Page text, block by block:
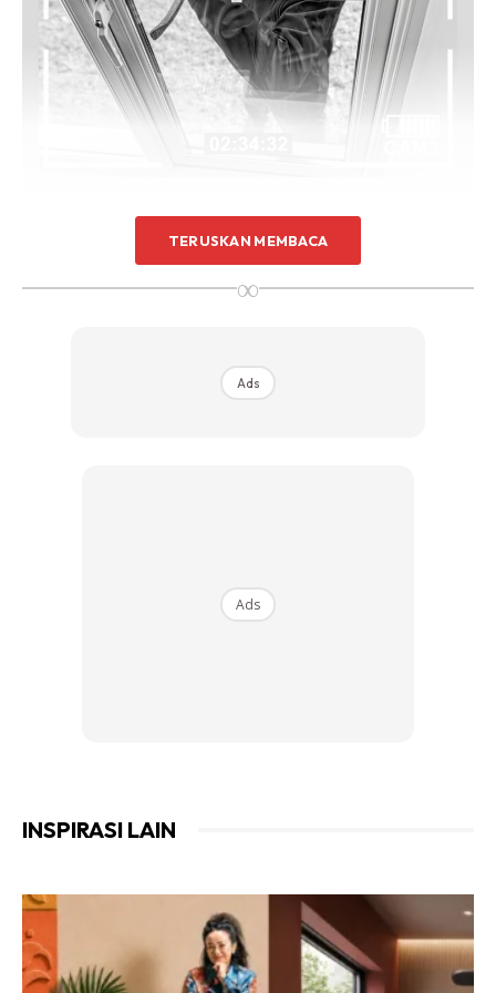
Sentuhan Midas penuh kemewahan dan elegant
untuk kediaman anda.
Rahsia dari IMPIANA, download sekarang di
Penting untuk anda menilai keperluan anda sebelum
mendapatkan kamera pengawasan. Tanya diri anda –
zoom bahkan penglihatan malam inframerah.
Jenis kamera
Ada tiga jenis kamera CCTV yang anda boleh pilih. Kamera
analog adalah lebih mampu milik berbanding kamera
TERUSKAN MEMBACA
∞
Ads
Ads
INSPIRASI LAIN